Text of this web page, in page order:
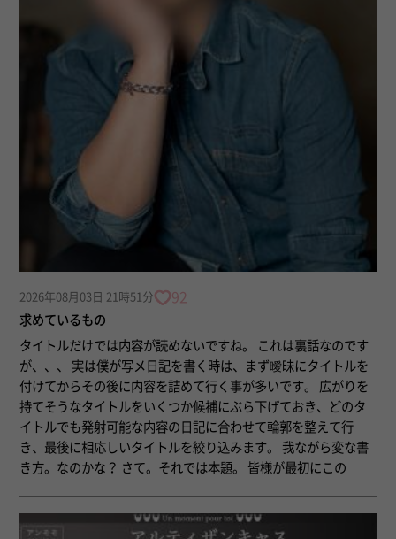
2026年08月03日 21時51分 92
求めているもの
タイトルだけでは内容が読めないですね。 これは裏話なのです
が、、、 実は僕が写メ日記を書く時は、まず曖昧にタイトルを
付けてからその後に内容を詰めて行く事が多いです。 広がりを
持てそうなタイトルをいくつか候補にぶら下げておき、どのタ
イトルでも発射可能な内容の日記に合わせて輪郭を整えて行
き、最後に相応しいタイトルを絞り込みます。 我ながら変な書
き方。なのかな？ さて。それでは本題。 皆様が最初にこの